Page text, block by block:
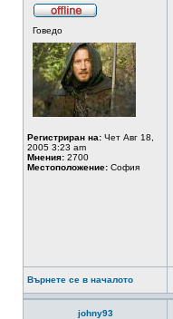
Говедо
Регистриран на: Чет Авг 18,
2005 3:23 am
Мнения: 2700
Местоположение: София
Върнете се в началото
johny93